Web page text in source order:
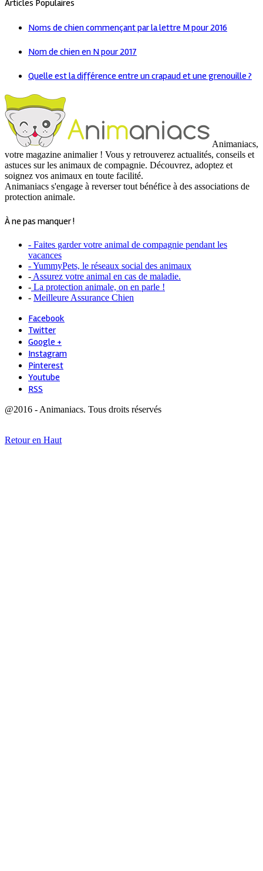
Articles Populaires
Noms de chien commençant par la lettre M pour 2016
Nom de chien en N pour 2017
Quelle est la différence entre un crapaud et une grenouille ?
Animaniacs,
votre magazine animalier ! Vous y retrouverez actualités, conseils et
astuces sur les animaux de compagnie. Découvrez, adoptez et
soignez vos animaux en toute facilité.
Animaniacs s'engage à reverser tout bénéfice à des associations de
protection animale.
À ne pas manquer !
- Faites garder votre animal de compagnie pendant les
vacances
- YummyPets, le réseaux social des animaux
- Assurez votre animal en cas de maladie.
- La protection animale, on en parle !
- Meilleure Assurance Chien
Facebook
Twitter
Google +
Instagram
Pinterest
Youtube
RSS
@2016 - Animaniacs. Tous droits réservés
Retour en Haut